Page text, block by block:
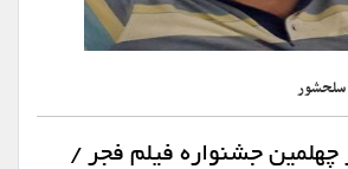
سلحشور
جشنواره فیلم فجر /